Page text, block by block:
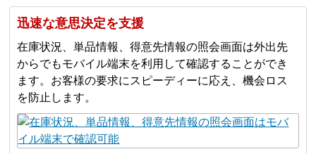
迅速な意思決定を支援
在庫状況、単品情報、得意先情報の照会画面は外出先
からでもモバイル端末を利用して確認することができ
ます。お客様の要求にスピーディーに応え、機会ロス
を防止します。